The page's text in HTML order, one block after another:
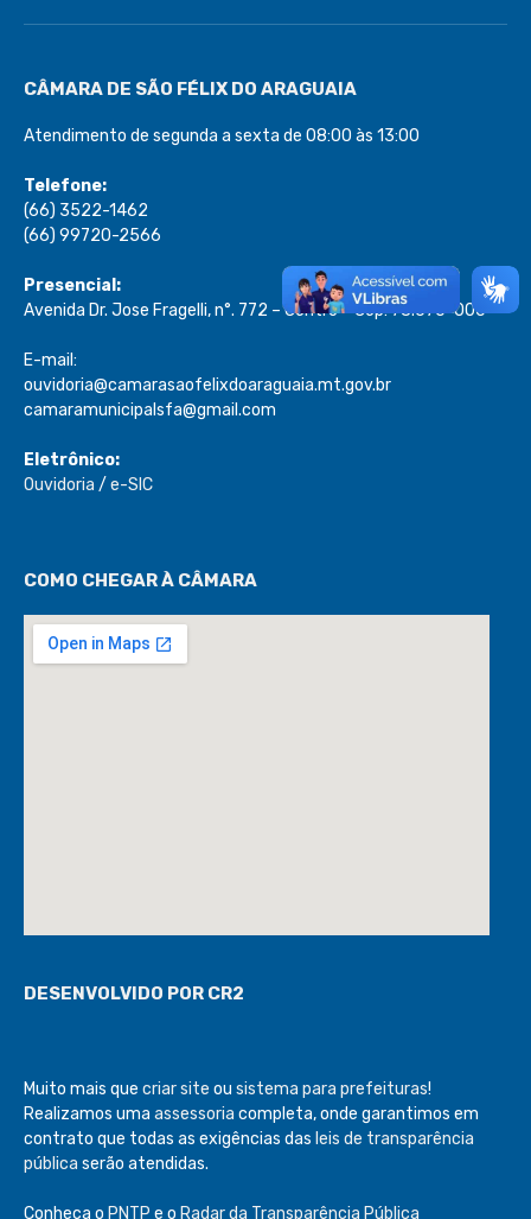
CÂMARA DE SÃO FÉLIX DO ARAGUAIA
Atendimento de segunda a sexta de 08:00 às 13:00
Telefone:
(66) 3522-1462
(66) 99720-2566
Presencial:
Avenida Dr. Jose Fragelli, n°. 772 – Centro – Cep: 78.670-000
E-mail:
ouvidoria@camarasaofelixdoaraguaia.mt.gov.br
camaramunicipalsfa@gmail.com
Eletrônico:
Ouvidoria / e-SIC
COMO CHEGAR À CÂMARA
DESENVOLVIDO POR CR2
Muito mais que criar site ou sistema para prefeituras!
Realizamos uma assessoria completa, onde garantimos em
contrato que todas as exigências das leis de transparência
pública serão atendidas.
Conheça o PNTP e o Radar da Transparência Pública